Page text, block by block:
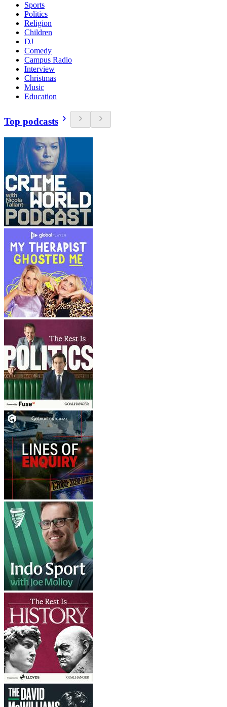
Sports
Politics
Religion
Children
DJ
Comedy
Campus Radio
Interview
Christmas
Music
Education
Top podcasts